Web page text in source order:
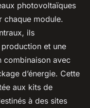
photovoltaïques
chaque module.
ils
et une
combinaison avec
d’énergie. Cette
aux kits de
à des sites